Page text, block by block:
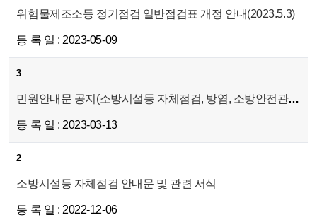
위험물제조소등 정기점검 일반점검표 개정 안내(2023.5.3)
2023-05-09
3
민원안내문 공지(소방시설등 자체점검, 방염, 소방안전관리자 선임, 위험물)
2023-03-13
2
소방시설등 자체점검 안내문 및 관련 서식
2022-12-06